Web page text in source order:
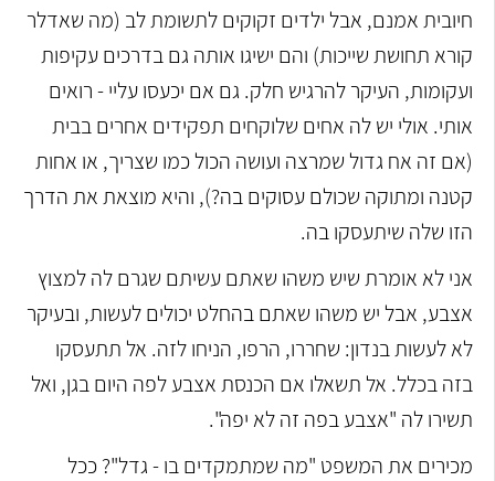
חיובית אמנם, אבל ילדים זקוקים לתשומת לב (מה שאדלר
קורא תחושת שייכות) והם ישיגו אותה גם בדרכים עקיפות
ועקומות, העיקר להרגיש חלק. גם אם יכעסו עליי - רואים
אותי. אולי יש לה אחים שלוקחים תפקידים אחרים בבית
(אם זה אח גדול שמרצה ועושה הכול כמו שצריך, או אחות
קטנה ומתוקה שכולם עסוקים בה?), והיא מוצאת את הדרך
הזו שלה שיתעסקו בה.
אני לא אומרת שיש משהו שאתם עשיתם שגרם לה למצוץ
אצבע, אבל יש משהו שאתם בהחלט יכולים לעשות, ובעיקר
לא לעשות בנדון: שחררו, הרפו, הניחו לזה. אל תתעסקו
בזה בכלל. אל תשאלו אם הכנסת אצבע לפה היום בגן, ואל
תשירו לה "אצבע בפה זה לא יפה".
מכירים את המשפט "מה שמתמקדים בו - גדל"? ככל